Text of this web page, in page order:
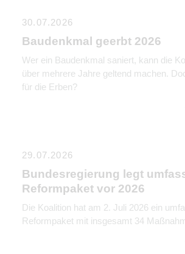
30.07.2026
Baudenkmal geerbt 2026
Wer ein Baudenkmal saniert, kann die
über mehrere Jahre geltend machen.
für die Erben?
29.07.2026
Bundesregierung legt
Reformpaket vor 2026
Die Koalition hat am 2. Juli 2026 ein
Reformpaket mit insgesamt 34